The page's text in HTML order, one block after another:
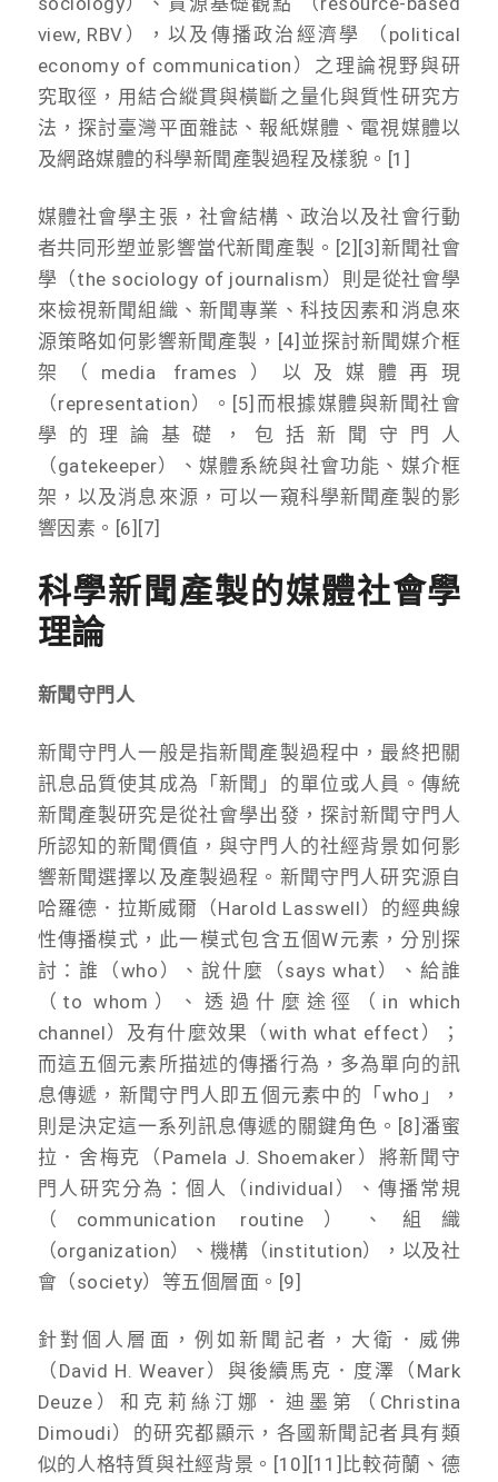
view, RBV），以及傳播政治經濟學 （political
economy of communication）之理論視野與研
究取徑，用結合縱貫與橫斷之量化與質性研究方
法，探討臺灣平面雜誌、報紙媒體、電視媒體以
及網路媒體的科學新聞產製過程及樣貌。[1]
媒體社會學主張，社會結構、政治以及社會行動
者共同形塑並影響當代新聞產製。[2][3]新聞社會
學（the sociology of journalism）則是從社會學
來檢視新聞組織、新聞專業、科技因素和消息來
源策略如何影響新聞產製，[4]並探討新聞媒介框
架（media frames）以及媒體再現
（representation）。[5]而根據媒體與新聞社會
學的理論基礎，包括新聞守門人
（gatekeeper）、媒體系統與社會功能、媒介框
架，以及消息來源，可以一窺科學新聞產製的影
響因素。[6][7]
科學新聞產製的媒體社會學
理論
新聞守門人
新聞守門人一般是指新聞產製過程中，最終把關
訊息品質使其成為「新聞」的單位或人員。傳統
新聞產製研究是從社會學出發，探討新聞守門人
所認知的新聞價值，與守門人的社經背景如何影
響新聞選擇以及產製過程。新聞守門人研究源自
哈羅德．拉斯威爾（Harold Lasswell）的經典線
性傳播模式，此一模式包含五個W元素，分別探
討：誰（who）、說什麼（says what）、給誰
（to whom）、透過什麼途徑（in which
channel）及有什麼效果（with what effect）；
而這五個元素所描述的傳播行為，多為單向的訊
息傳遞，新聞守門人即五個元素中的「who」，
則是決定這一系列訊息傳遞的關鍵角色。[8]潘蜜
拉．舍梅克（Pamela J. Shoemaker）將新聞守
門人研究分為：個人（individual）、傳播常規
（communication routine）、組織
（organization）、機構（institution），以及社
會（society）等五個層面。[9]
針對個人層面，例如新聞記者，大衛．威佛
（David H. Weaver）與後續馬克．度澤（Mark
Deuze）和克莉絲汀娜．迪墨第（Christina
Dimoudi）的研究都顯示，各國新聞記者具有類
似的人格特質與社經背景。[10][11]比較荷蘭、德